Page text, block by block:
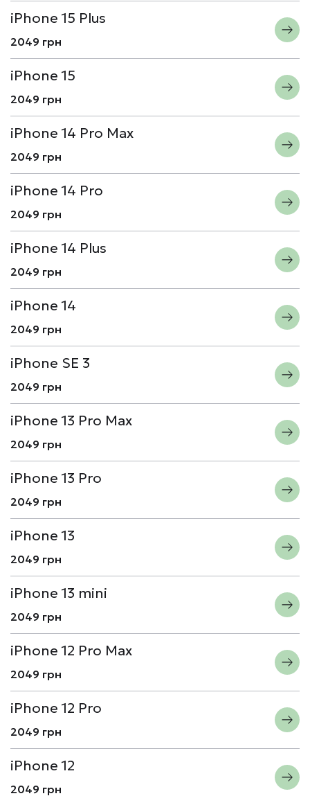
iPhone 15 Plus
2049 грн
iPhone 15
2049 грн
iPhone 14 Pro Max
2049 грн
iPhone 14 Pro
2049 грн
iPhone 14 Plus
2049 грн
iPhone 14
2049 грн
iPhone SE 3
2049 грн
iPhone 13 Pro Max
2049 грн
iPhone 13 Pro
2049 грн
iPhone 13
2049 грн
iPhone 13 mini
2049 грн
iPhone 12 Pro Max
2049 грн
iPhone 12 Pro
2049 грн
iPhone 12
2049 грн